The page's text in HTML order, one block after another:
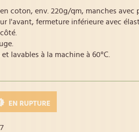
coton, env. 220g/qm, manches avec
l'avant, fermeture inférieure avec
lavables à la machine à 60°C.
EN RUPTURE